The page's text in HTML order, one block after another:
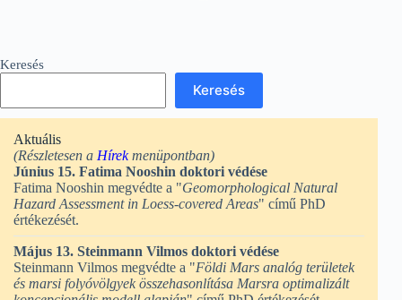
Keresés
Keresés
Aktuális
(Részletesen a Hírekmenüpontban)
Június 15. Fatima Nooshin doktori védése
Fatima Nooshin megvédte a "Geomorphological Natural
Hazard Assessment in Loess-covered Areas" című PhD
értékezését.
Május 13. Steinmann Vilmos doktori védése
Steinmann Vilmos megvédte a "Földi Mars analóg területek
és marsi folyóvölgyek összehasonlítása Marsra optimalizált